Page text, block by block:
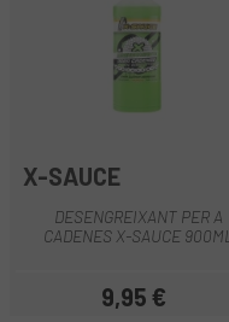
X-SAUCE
DESENGREIXANT PER A
CADENES X-SAUCE 900ML
Preu
9,95 €